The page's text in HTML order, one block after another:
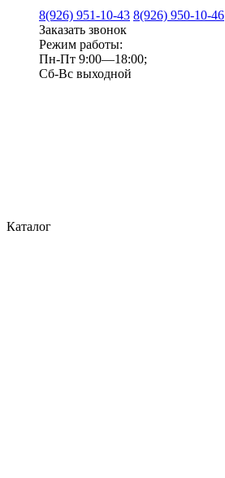
8(926) 951-10-43 8(926) 950-10-46
Заказать звонок
Режим работы:
Пн-Пт 9:00—18:00;
Сб-Вс выходной
Каталог